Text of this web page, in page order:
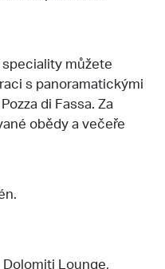
můžete
s panoramatickými
di Fassa. Za
obědy a večeře
Lounge,